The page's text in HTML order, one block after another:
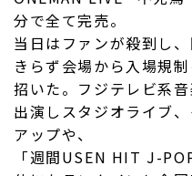
分で全て完売。
当日はファンが殺到し
きらず会場から入場規
招いた。フジテレビ系
出演しスタジオライブ
アップや、
「週間USEN HIT J-